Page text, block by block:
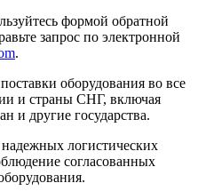
формой обратной
запрос по электронной
.
оборудования во все
и страны СНГ, включая
и другие государства.
надежных логистических
согласованных